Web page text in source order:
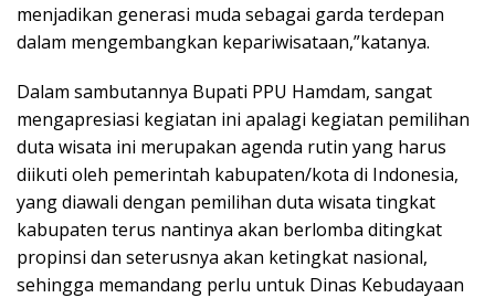
menjadikan generasi muda sebagai garda terdepan
dalam mengembangkan kepariwisataan,”katanya.
Dalam sambutannya Bupati PPU Hamdam, sangat
mengapresiasi kegiatan ini apalagi kegiatan pemilihan
duta wisata ini merupakan agenda rutin yang harus
diikuti oleh pemerintah kabupaten/kota di Indonesia,
yang diawali dengan pemilihan duta wisata tingkat
kabupaten terus nantinya akan berlomba ditingkat
propinsi dan seterusnya akan ketingkat nasional,
sehingga memandang perlu untuk Dinas Kebudayaan